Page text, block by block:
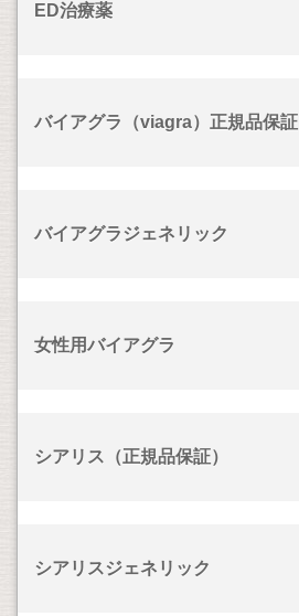
ED治療薬
バイアグラ（viagra）正規品保証
バイアグラジェネリック
女性用バイアグラ
シアリス（正規品保証）
シアリスジェネリック